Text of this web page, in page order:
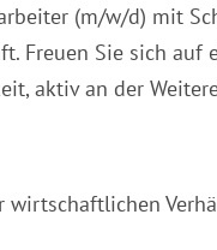
(m/w/d) mit
Freuen Sie sich
aktiv an der
wirtschaftlichen